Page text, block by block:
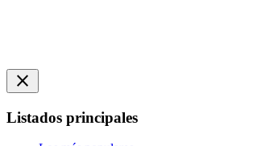
close
Listados principales